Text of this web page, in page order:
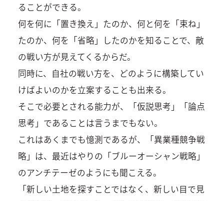
ることができる。
何を何に「置き換え」たのか、何と何を「束ね」
たのか、何を「省略」したのかを知ることで、敵
の戦い方が見えてくるからだ。
同時に、自社の戦い方を、どのように構築してい
けばよいのかを立案することも出来る。
そこで必要とされる能力が、「仮説思考」「論点
思考」であることは言うまでもない。
これはあくまでも憶測であるが、「異業種競争戦
略」は、最近はやりの「ブルーオーシャン戦略」
のアンチテーゼのようにも聞こえる。
「新しい土地を探すことではなく、新しい目で見